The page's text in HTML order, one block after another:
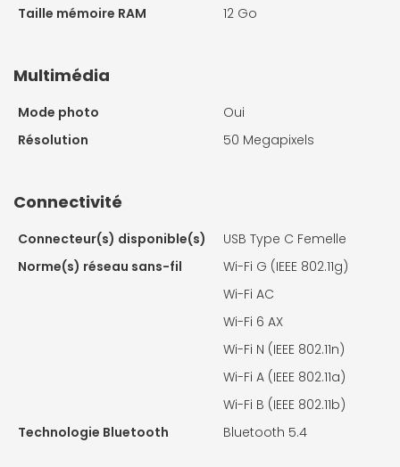
Taille mémoire RAM
12 Go
Multimédia
Mode photo
Oui
Résolution
50 Megapixels
Connectivité
Connecteur(s) disponible(s)
USB Type C Femelle
Norme(s) réseau sans-fil
Wi-Fi G (IEEE 802.11g)
Wi-Fi AC
Wi-Fi 6 AX
Wi-Fi N (IEEE 802.11n)
Wi-Fi A (IEEE 802.11a)
Wi-Fi B (IEEE 802.11b)
Technologie Bluetooth
Bluetooth 5.4